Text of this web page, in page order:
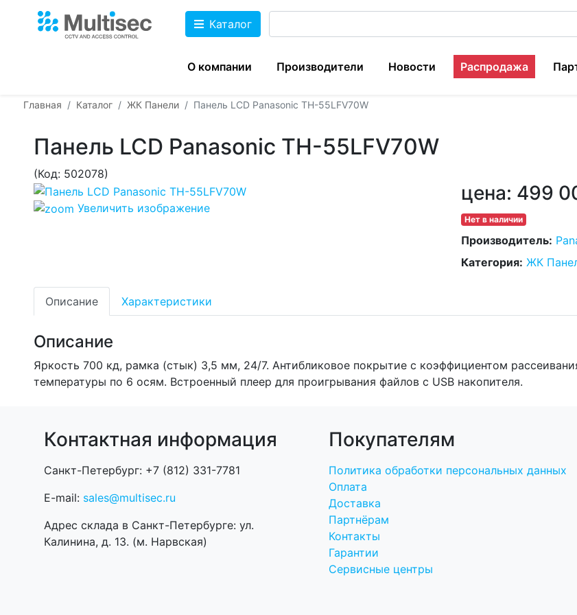
Каталог
О компании Производители Новости Распродажа
Главная Каталог ЖК Панели Панель LCD Panasonic TH-55LFV70W
Панель LCD Panasonic TH-55LFV70W
(Код: 502078)
Увеличить изображение
цена: 499
Нет в наличии
Производитель:
Категория: ЖК
Описание Характеристики
Описание
Яркость 700 кд, рамка (стык) 3,5 мм, 24/7. Антибликовое покрытие с коэффициентом
температуры по 6 осям. Встроенный плеер для проигрывания файлов с USB накопителя.
Контактная информация
Санкт-Петербург: +7 (812) 331-7781
E-mail: sales@multisec.ru
Адрес склада в Санкт-Петербурге: ул.
Калинина, д. 13. (м. Нарвская)
Покупателям
Политика обработки персональных данных
Оплата
Доставка
Партнёрам
Контакты
Гарантии
Сервисные центры